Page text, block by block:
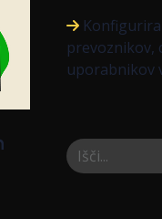
prevoznikov,
uporabnikov